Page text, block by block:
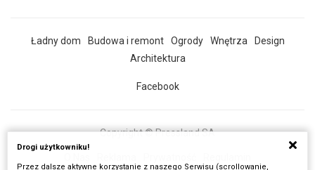
Ładny dom Budowa i remont Ogrody Wnętrza
Design
Architektura
Facebook
Copyright © Pressland SA
Drogi użytkowniku!
Przez dalsze aktywne korzystanie z naszego Serwisu (scrollowanie,